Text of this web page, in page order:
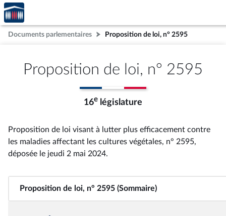
Aller au contenu
Aller en bas de la page
Accèder
à la
page
d'accueil
Documents parlementaires Proposition de loi, n° 2595
Proposition de loi, n° 2595
16e législature
Proposition de loi visant à lutter plus efficacement contre
les maladies affectant les cultures végétales, n° 2595,
déposée le jeudi 2 mai 2024.
Proposition de loi, n° 2595 (Sommaire)